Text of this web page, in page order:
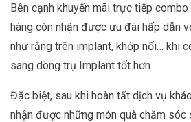
Bên cạnh khuyến mãi trực tiếp
hàng còn nhận được ưu đãi hấp dẫn
như răng trên implant, khớp nối… khi
sang dòng trụ Implant tốt hơn.
Đặc biệt, sau khi hoàn tất dịch vụ
nhận được những món quà chăm